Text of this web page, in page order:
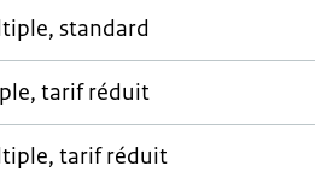
standard
tarif réduit
tarif réduit